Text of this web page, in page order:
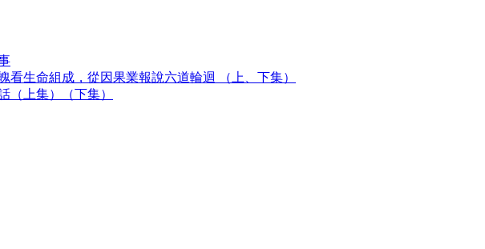
看生命組成，從因果業報說六道輪迴 （上、下集）
（上集）（下集）